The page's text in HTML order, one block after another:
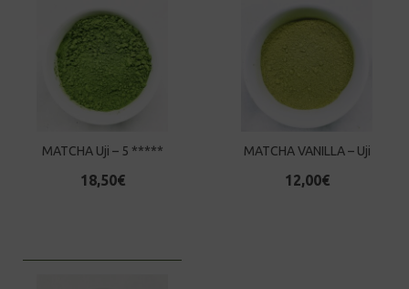
MATCHA Uji – 5 *****
18,50€
MATCHA VANILLA – Uji
12,00€